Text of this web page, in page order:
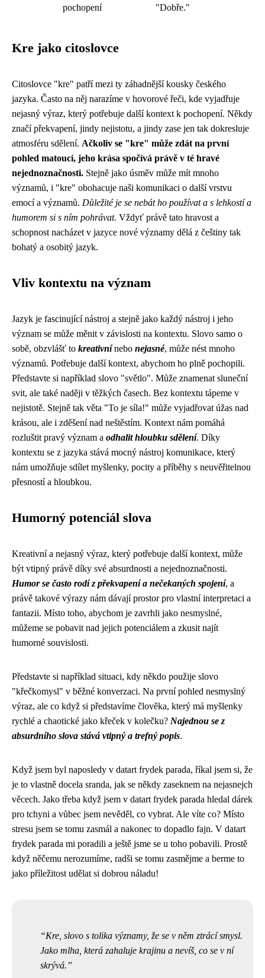
pochopení "Dobře."
Kre jako citoslovce
Citoslovce "kre" patří mezi ty záhadnější kousky českého
jazyka. Často na něj narazíme v hovorové řeči, kde vyjadřuje
nejasný výraz, který potřebuje další kontext k pochopení. Někdy
značí překvapení, jindy nejistotu, a jindy zase jen tak dokresluje
atmosféru sdělení. Ačkoliv se "kre" může zdát na první
pohled matoucí, jeho krása spočívá právě v té hravé
nejednoznačnosti. Stejně jako úsměv může mít mnoho
významů, i "kre" obohacuje naši komunikaci o další vrstvu
emocí a významů. Důležité je se nebát ho používat a s lehkostí a
humorem si s ním pohrávat. Vždyť právě tato hravost a
schopnost nacházet v jazyce nové významy dělá z češtiny tak
bohatý a osobitý jazyk.
Vliv kontextu na význam
Jazyk je fascinující nástroj a stejně jako každý nástroj i jeho
význam se může měnit v závislosti na kontextu. Slovo samo o
sobě, obzvlášť to kreativnínebo nejasné, může nést mnoho
významů. Potřebuje další kontext, abychom ho plně pochopili.
Představte si například slovo "světlo". Může znamenat sluneční
svit, ale také naději v těžkých časech. Bez kontextu tápeme v
nejistotě. Stejně tak věta "To je síla!" může vyjadřovat úžas nad
krásou, ale i zděšení nad neštěstím. Kontext nám pomáhá
rozluštit pravý význam a odhalit hloubku sdělení. Díky
kontextu se z jazyka stává mocný nástroj komunikace, který
nám umožňuje sdílet myšlenky, pocity a příběhy s neuvěřitelnou
přesností a hloubkou.
Humorný potenciál slova
Kreativní a nejasný výraz, který potřebuje další kontext, může
být vtipný právě díky své absurdnosti a nejednoznačnosti.
Humor se často rodí z překvapení a nečekaných spojení, a
právě takové výrazy nám dávají prostor pro vlastní interpretaci a
fantazii. Místo toho, abychom je zavrhli jako nesmyslné,
můžeme se pobavit nad jejich potenciálem a zkusit najít
humorné souvislosti.
Představte si například situaci, kdy někdo použije slovo
"křečkomysl" v běžné konverzaci. Na první pohled nesmyslný
výraz, ale co když si představíme člověka, který má myšlenky
rychlé a chaotické jako křeček v kolečku? Najednou se z
absurdního slova stává vtipný a trefný popis.
Když jsem byl naposledy v datart frydek parada, říkal jsem si, že
je to vlastně docela sranda, jak se někdy zaseknem na nejasnejch
věcech. Jako třeba když jsem v datart frydek parada hledal dárek
pro tchyni a vůbec jsem nevěděl, co vybrat. Ale víte co? Místo
stresu jsem se tomu zasmál a nakonec to dopadlo fajn. V datart
frydek parada mi poradili a ještě jsme se u toho pobavili. Prostě
když něčemu nerozumíme, radši se tomu zasmějme a berme to
jako příležitost udělat si dobrou náladu!
Kre, slovo s tolika významy, že se v něm ztrácí smysl.
Jako mlha, která zahaluje krajinu a nevíš, co se v ní
skrývá.